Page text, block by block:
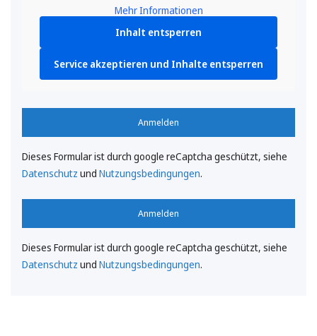
Mehr Informationen
Inhalt entsperren
Service akzeptieren und Inhalte entsperren
Anmelden
Dieses Formular ist durch google reCaptcha geschützt, siehe
Datenschutz und Nutzungsbedingungen.
Anmelden
Dieses Formular ist durch google reCaptcha geschützt, siehe
Datenschutz und Nutzungsbedingungen.